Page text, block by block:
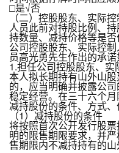
□是√否
（二）控股股东、实际
人员此前对持股比例、
持数量、减持价格等是
公司控股股东、实际控
员高光勇先生作出的承诺
1.担任公司控股股东、实
本人拟长期持有山外山
的，应当明确并披露公
稳定经营。在三十六个
减持股份的条件、方式
（1）减持股份的条件
将按照首次公开发行股
明的限售期限要求，并
售期限内不减持持有的山